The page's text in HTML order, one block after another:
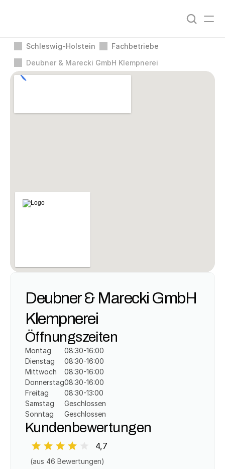
Schleswig-Holstein
Fachbetriebe
Deubner & Marecki GmbH Klempnerei
Deubner & Marecki GmbH
Klempnerei
Öffnungszeiten
Montag
Dienstag
Mittwoch
Donnerstag
Freitag
Samstag
Sonntag
08:30-16:00
08:30-16:00
08:30-16:00
08:30-16:00
08:30-13:00
Geschlossen
Geschlossen
Kundenbewertungen
4,7
(aus 46 Bewertungen)